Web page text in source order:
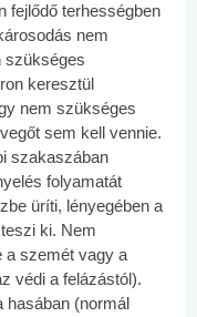
fejlődő terhességben
nem
szükséges
keresztül
nem szükséges
sem kell vennie.
szakaszában
folyamatát
üríti, lényegében a
ki. Nem
a szemét vagy a
védi a felázástól).
hasában (normál